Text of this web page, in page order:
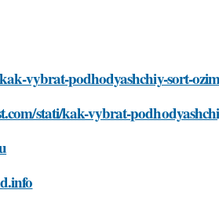
vybrat-podhodyashchiy-sort-
stati/kak-vybrat-